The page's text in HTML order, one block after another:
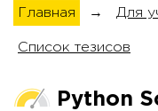
Главная → Для
Список тезисов
Python